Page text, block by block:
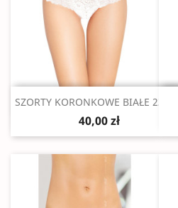
Szybki podgląd
SZORTY KORONKOWE BIAŁE 2390...
40,00 zł